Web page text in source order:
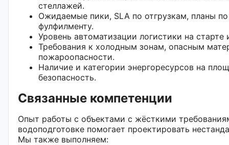
стеллажей.
Ожидаемые пики, SLA по отгрузкам, планы
фулфилменту.
Уровень автоматизации логистики на старте
Требования к холодным зонам, опасным
пожароопасности.
Наличие и категории энергоресурсов на
безопасность.
Связанные компетенции
Опыт работы с объектами с жёсткими
водоподготовке помогает проектировать
Мы также выполняем: